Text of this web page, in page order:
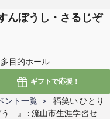
んぼうし・さるじぞ
目的ホール
ギフトで応援！
ント一覧
福笑い ひとり
』 : 流山市生涯学習セ